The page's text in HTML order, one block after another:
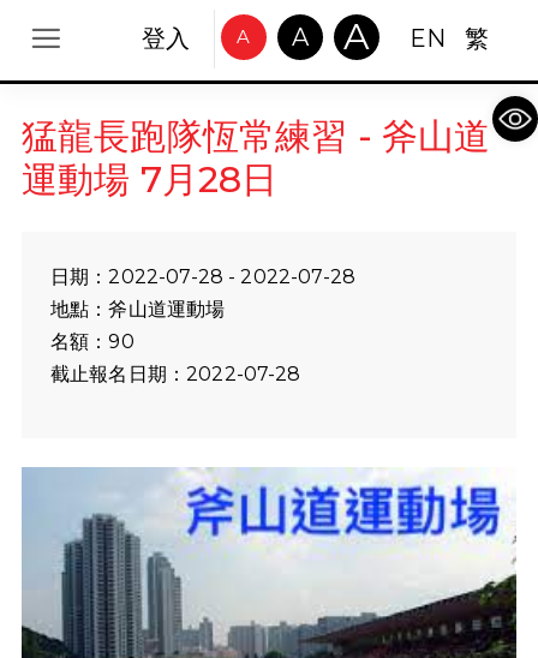
登入 A A A EN 繁
猛龍長跑隊恆常練習 - 斧山道
運動場 7月28日
日期：2022-07-28 - 2022-07-28
地點：斧山道運動場
名額：90
截止報名日期：2022-07-28